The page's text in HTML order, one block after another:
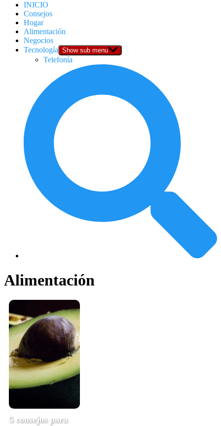
INICIO
Consejos
Hogar
Alimentación
Negocios
Tecnología Show sub menu
Telefonía
Alimentación
5 consejos para